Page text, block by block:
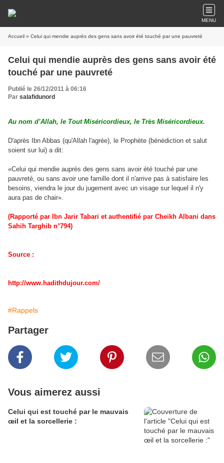
MENU
Accueil » Celui qui mendie auprès des gens sans avoir été touché par une pauvreté
Celui qui mendie auprès des gens sans avoir été
touché par une pauvreté
Publié le 26/12/2011 à 06:16
Par salafidunord
Au nom d’Allah, le Tout Miséricordieux, le Très Miséricordieux.
D'après Ibn Abbas (qu'Allah l'agrée), le Prophète (bénédiction et salut
soient sur lui) a dit:
«Celui qui mendie auprès des gens sans avoir été touché par une
pauvreté, ou sans avoir une famille dont il n'arrive pas à satisfaire les
besoins, viendra le jour du jugement avec un visage sur lequel il n'y
aura pas de chair».
(Rapporté par Ibn Jarir Tabari et authentifié par Cheikh Albani dans
Sahih Targhib n°794)
Source :
http://www.hadithdujour.com/
#Rappels
Partager
Vous aimerez aussi
Celui qui est touché par le mauvais
œil et la sorcellerie :